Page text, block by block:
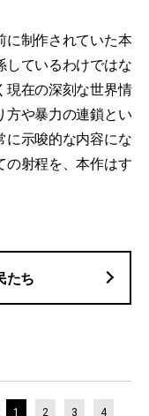
制作されていた本
しているわけではな
現在の深刻な世界情
方や暴力の連鎖とい
に示唆的な内容にな
の射程を、本作はす
たち
1 2 3 4